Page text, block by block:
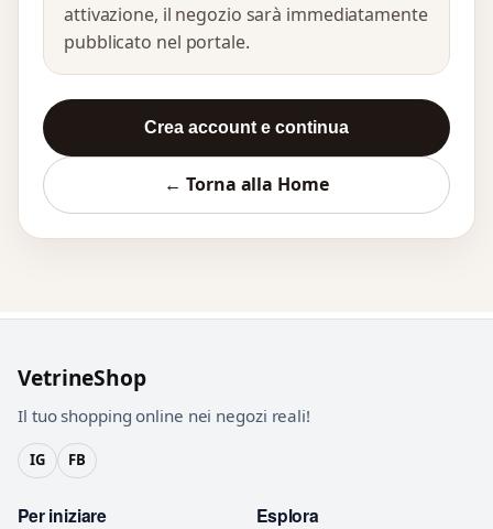
attivazione, il negozio sarà immediatamente
pubblicato nel portale.
← Torna alla Home
Crea account e continua
VetrineShop
Il tuo shopping online nei negozi reali!
IG FB
Per iniziare Esplora